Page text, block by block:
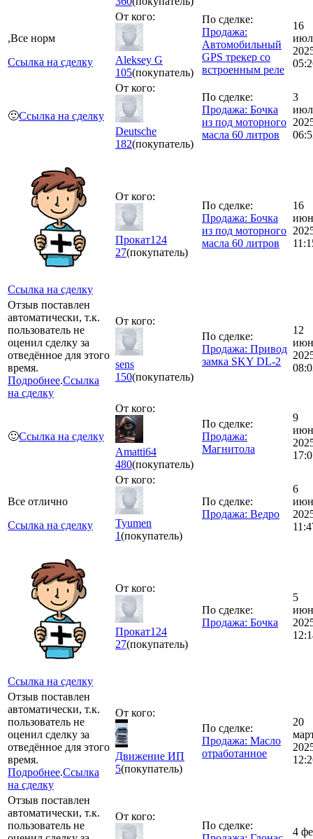
,Все норм
Ссылка на сделку
От кого:
Aleksey G
105(покупатель)
По сделке:
Продажа:
Автомобильный
GPS трекер со
встроенным реле
16
🙂Ссылка на сделку
От кого:
Deutsche
182(покупатель)
По сделке:
Продажа: Бочка
из под моторного
масла 60 литров
3
Ссылка на сделку
От кого:
Прокат124
27(покупатель)
По сделке:
Продажа: Бочка
из под моторного
масла 60 литров
16
Отзыв поставлен
автоматически, т.к.
пользователь не
оценил сделку за
отведённое для этого
время.
Подробнее.Ссылка
на сделку
От кого:
sens
150(покупатель)
По сделке:
Продажа: Привод
замка SKY DL-2
12
🙂Ссылка на сделку
От кого:
Amatti64
480(покупатель)
По сделке:
Продажа:
Магнитола
9
Все отлично
Ссылка на сделку
От кого:
Tyumen
1(покупатель)
По сделке:
Продажа: Ведро
6
Ссылка на сделку
От кого:
Прокат124
27(покупатель)
По сделке:
Продажа: Бочка
5
Отзыв поставлен
автоматически, т.к.
пользователь не
оценил сделку за
отведённое для этого
время.
Подробнее.Ссылка
на сделку
От кого:
Движение ИП
5(покупатель)
По сделке:
Продажа: Масло
отработанное
20
Отзыв поставлен
автоматически, т.к.
пользователь не
От кого:
По сделке:
4